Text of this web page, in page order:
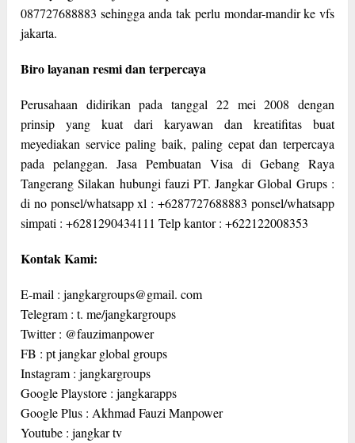
087727688883 sehingga anda tak perlu mondar-mandir ke vfs
jakarta.
Biro layanan resmi dan terpercaya
Perusahaan didirikan pada tanggal 22 mei 2008 dengan
prinsip yang kuat dari karyawan dan kreatifitas buat
meyediakan service paling baik, paling cepat dan terpercaya
pada pelanggan. Jasa Pembuatan Visa di Gebang Raya
Tangerang Silakan hubungi fauzi PT. Jangkar Global Grups :
di no ponsel/whatsapp xl : +6287727688883 ponsel/whatsapp
simpati : +6281290434111 Telp kantor : +622122008353
Kontak Kami:
E-mail : jangkargroups@gmail. com
Telegram : t. me/jangkargroups
Twitter : @fauzimanpower
FB : pt jangkar global groups
Instagram : jangkargroups
Google Playstore : jangkarapps
Google Plus : Akhmad Fauzi Manpower
Youtube : jangkar tv